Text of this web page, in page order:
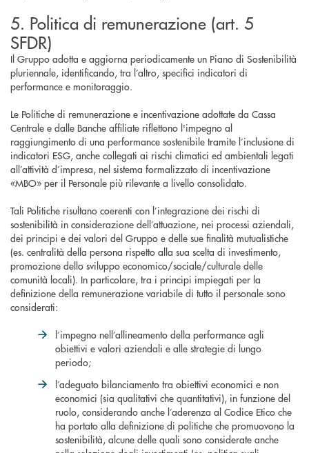
5. Politica di remunerazione (art. 5
SFDR)
Il Gruppo adotta e aggiorna periodicamente un Piano di Sostenibilità
pluriennale, identificando, tra l’altro, specifici indicatori di
performance e monitoraggio.
Le Politiche di remunerazione e incentivazione adottate da Cassa
Centrale e dalle Banche affiliate riflettono l'impegno al
raggiungimento di una performance sostenibile tramite l’inclusione di
indicatori ESG, anche collegati ai rischi climatici ed ambientali legati
all’attività d’impresa, nel sistema formalizzato di incentivazione
«MBO» per il Personale più rilevante a livello consolidato.
Tali Politiche risultano coerenti con l’integrazione dei rischi di
sostenibilità in considerazione dell’attuazione, nei processi aziendali,
dei principi e dei valori del Gruppo e delle sue finalità mutualistiche
(es. centralità della persona rispetto alla sua scelta di investimento,
promozione dello sviluppo economico/sociale/culturale delle
comunità locali). In particolare, tra i principi impiegati per la
definizione della remunerazione variabile di tutto il personale sono
considerati:
l’impegno nell’allineamento della performance agli
obiettivi e valori aziendali e alle strategie di lungo
periodo;
l’adeguato bilanciamento tra obiettivi economici e non
economici (sia qualitativi che quantitativi), in funzione del
ruolo, considerando anche l’aderenza al Codice Etico che
ha portato alla definizione di politiche che promuovono la
sostenibilità, alcune delle quali sono considerate anche